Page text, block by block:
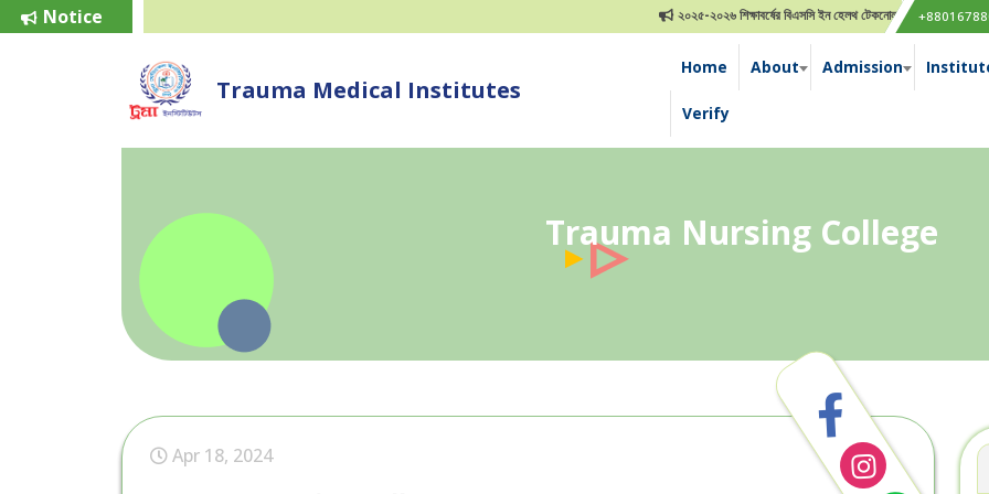
Notice ২০২৫-২০২৬ শিক্ষাবর্ষের বিএসসি ইন হেলথ টেকনোলজি ভর্তি বিজ্ঞপ্তি
Trauma Medical Institutes
Home About Admission
Verify
Trauma Nursing College
Apr 18, 2024